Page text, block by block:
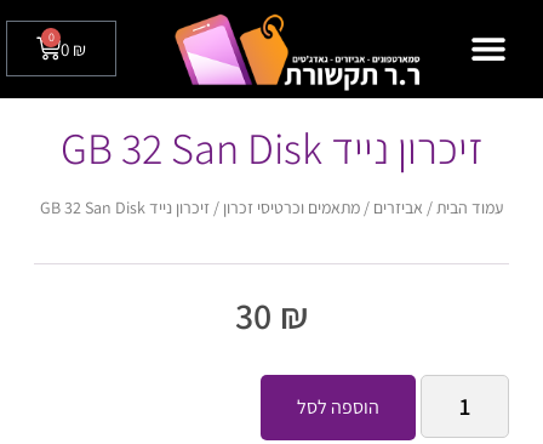
0 ₪
0
זיכרון נייד GB 32 San Disk
עמוד הבית / אביזרים / מתאמים וכרטיסי זכרון / זיכרון נייד GB 32 San Disk
30 ₪
הוספה לסל